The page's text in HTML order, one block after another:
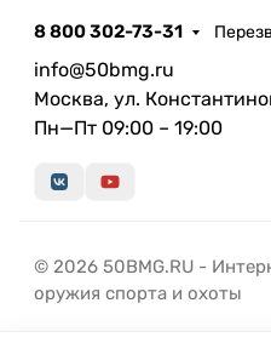
8 800 302-73-31
info@50bmg.ru
Москва, ул.
Пн—Пт 09:00 – 19:00
© 2026 50BMG.RU -
оружия спорта и охоты